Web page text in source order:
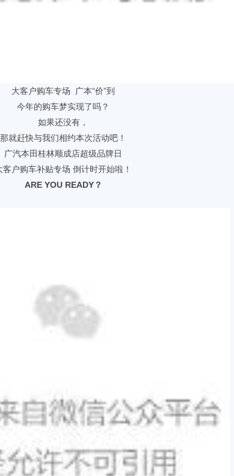
大客户购车专场 广本“价”到
今年的购车梦实现了吗？
如果还没有，
那就赶快与我们相约本次活动吧！
广汽本田桂林顺成店超级品牌日
客户购车补贴专场 倒计时开始啦！
ARE YOU READY？